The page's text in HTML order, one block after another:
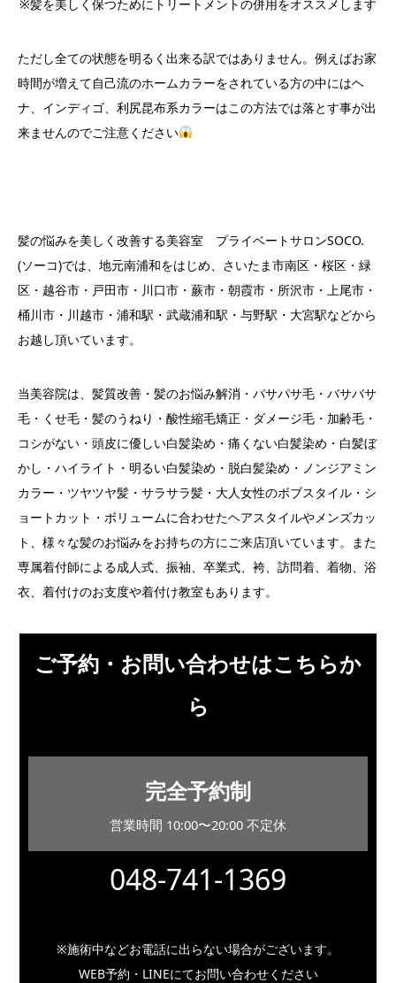
※髪を美しく保つためにトリートメントの併用をオススメします
ただし全ての状態を明るく出来る訳ではありません。例えばお家
時間が増えて自己流のホームカラーをされている方の中にはヘ
ナ、インディゴ、利尻昆布系カラーはこの方法では落とす事が出
来ませんのでご注意ください
髪の悩みを美しく改善する美容室 プライベートサロンSOCO.
(ソーコ)では、地元南浦和をはじめ、さいたま市南区・桜区・緑
区・越谷市・戸田市・川口市・蕨市・朝霞市・所沢市・上尾市・
桶川市・川越市・浦和駅・武蔵浦和駅・与野駅・大宮駅などから
お越し頂いています。
当美容院は、髪質改善・髪のお悩み解消・パサパサ毛・バサバサ
毛・くせ毛・髪のうねり・酸性縮毛矯正・ダメージ毛・加齢毛・
コシがない・頭皮に優しい白髪染め・痛くない白髪染め・白髪ぼ
かし・ハイライト・明るい白髪染め・脱白髪染め・ノンジアミン
カラー・ツヤツヤ髪・サラサラ髪・大人女性のボブスタイル・シ
ョートカット・ボリュームに合わせたヘアスタイルやメンズカッ
ト、様々な髪のお悩みをお持ちの方にご来店頂いています。また
専属着付師による成人式、振袖、卒業式、袴、訪問着、着物、浴
衣、着付けのお支度や着付け教室もあります。
ご予約・お問い合わせはこちらか
ら
完全予約制
営業時間 10:00〜20:00 不定休
048-741-1369
※施術中などお電話に出らない場合がございます。
WEB予約・LINEにてお問い合わせください